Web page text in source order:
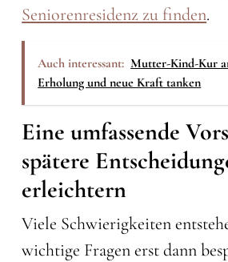
Seniorenresidenz zu finden.
Auch interessant: Mutter-Kind-Kur
Erholung und neue Kraft tanken
Eine umfassende
spätere
erleichtern
Viele Schwierigkeiten
wichtige Fragen erst dann